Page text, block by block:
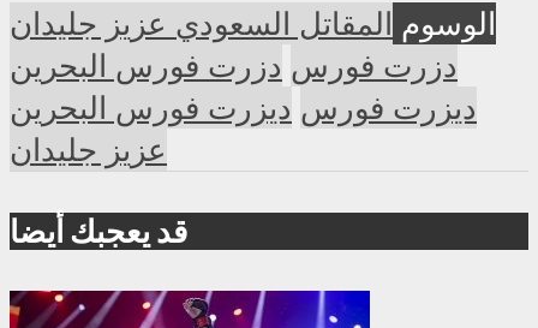
الوسوم المقاتل السعودي عزيز جليدان
دزرت فورس دزرت فورس البحرين
ديزرت فورس ديزرت فورس البحرين
عزيز جليدان
قد يعجبك أيضا